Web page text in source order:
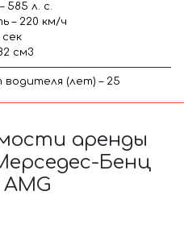
585 л. с.
– 220 км/ч
сек
см3
(лет) – 25
аренды
Бенц
AMG